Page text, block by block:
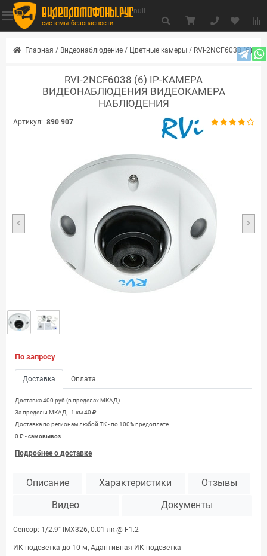
видеодомофоны.рус
системы безопасности
null
Главная / Видеонаблюдение / Цветные камеры / RVi-2NCF6038 (6)
RVI-2NCF6038 (6) IP-КАМЕРА
ВИДЕОНАБЛЮДЕНИЯ ВИДЕОКАМЕРА
НАБЛЮДЕНИЯ
Артикул: 890 907
По запросу
Доставка Оплата
Доставка 400 руб (в пределах МКАД)
За пределы МКАД - 1 км 40 ₽
Доставка по регионам любой TK - по 100% предоплате
0 ₽ -самовывоз
Подробнее о доставке
Описание Характеристики Отзывы
Видео Документы
Сенсор: 1/2.9" IMX326, 0.01 лк @ F1.2
ИК-подсветка до 10 м, Адаптивная ИК-подсветка